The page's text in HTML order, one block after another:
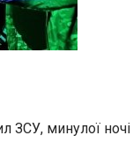
ЗСУ, минулої ночі